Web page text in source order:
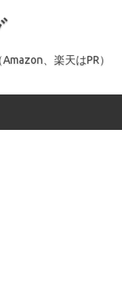
、楽天はPR）